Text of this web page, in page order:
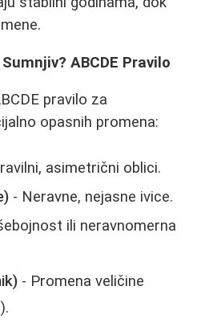
ABCDE Pravilo
pravilo za
opasnih promena:
asimetrični oblici.
- Neravne, nejasne ivice.
ili neravnomerna
- Promena veličine